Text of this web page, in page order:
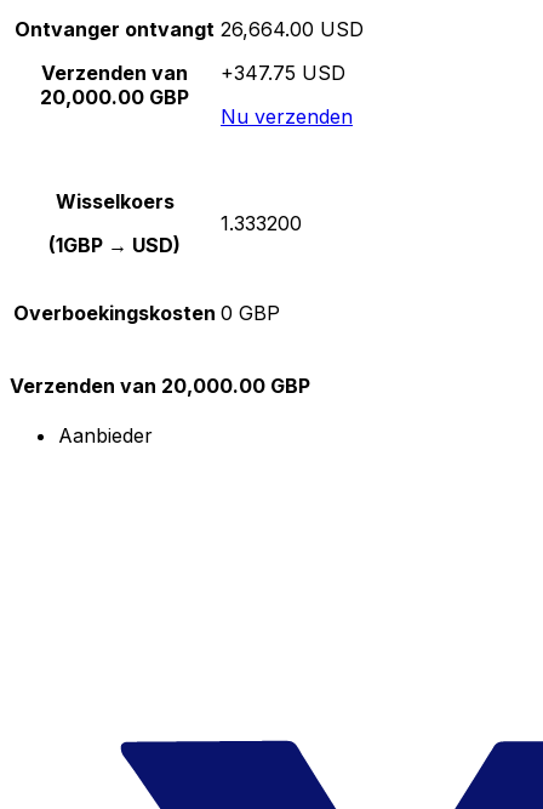
Ontvanger ontvangt
Verzenden van
20,000.00 GBP
26,664.00 USD
+347.75 USD
Nu verzenden
Wisselkoers
(1GBP → USD)
1.333200
Overboekingskosten 0 GBP
Verzenden van 20,000.00 GBP
Aanbieder